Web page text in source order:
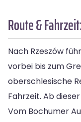
Route &
Nach Rzeszów
vorbei bis zum
oberschlesische
Fahrzeit. Ab
Vom Bochumer